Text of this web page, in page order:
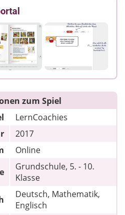
zum Spiel
LernCoachies
2017
Online
Grundschule, 5. - 10.
Klasse
Deutsch, Mathematik,
Englisch